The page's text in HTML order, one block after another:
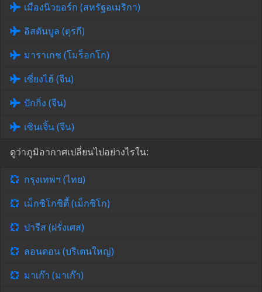
เมืองนิวยอร์ก (สหรัฐอเมริกา)
อิสตันบูล (ตุรกี)
มาราเกช (โมร็อกโก)
เซี่ยงไฮ้ (จีน)
ปักกิ่ง (จีน)
เซินเจิ้น (จีน)
ดูว่าภูมิอากาศเปลี่ยนไปอย่างไรใน:
กรุงเทพฯ (ไทย)
เม็กซิโกซิตี้ (เม็กซิโก)
ปารีส (ฝรั่งเศส)
ลอนดอน (บริเตนใหญ่)
มาเก๊า (มาเก๊า)